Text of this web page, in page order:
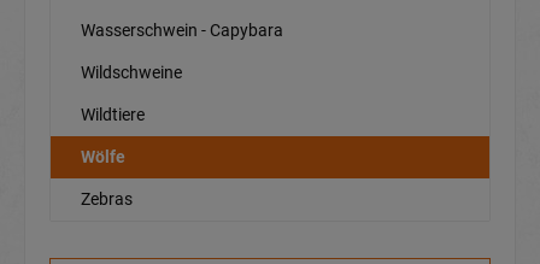
Wasserschwein - Capybara
Wildschweine
Wildtiere
Wölfe
Zebras